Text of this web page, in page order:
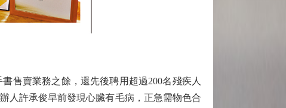
售賣業務之餘，還先後聘用超過200名殘疾人
人許承俊早前發現心臟有毛病，正急需物色合